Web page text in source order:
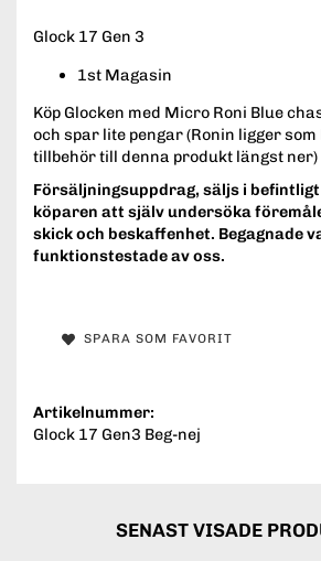
Glock 17 Gen 3
1st Magasin
Köp Glocken med Micro Roni Blue
och spar lite pengar (Ronin ligger
tillbehör till denna produkt längst ner)
Försäljningsuppdrag, säljs i
köparen att själv undersöka
skick och beskaffenhet. Begagnade
funktionstestade av oss.
SPARA SOM FAVORIT
Artikelnummer:
Glock 17 Gen3 Beg-nej
SENAST VISADE